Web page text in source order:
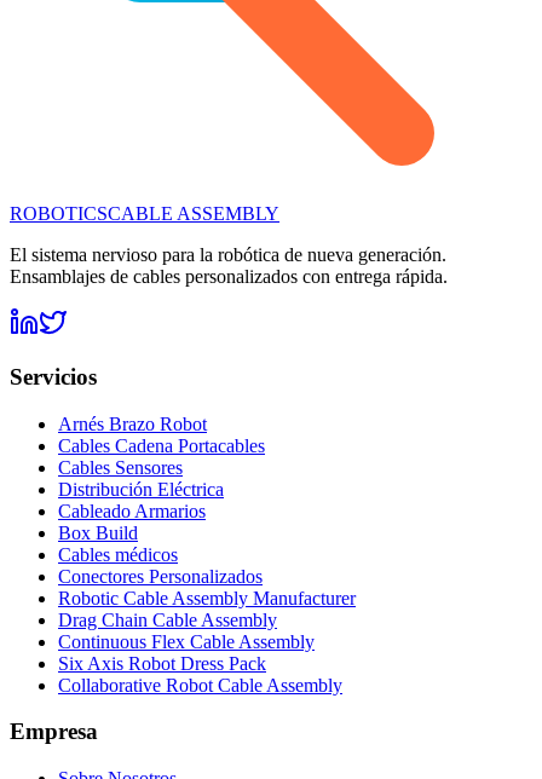
ROBOTICSCABLE ASSEMBLY
El sistema nervioso para la robótica de nueva generación.
Ensamblajes de cables personalizados con entrega rápida.
Servicios
Arnés Brazo Robot
Cables Cadena Portacables
Cables Sensores
Distribución Eléctrica
Cableado Armarios
Box Build
Cables médicos
Conectores Personalizados
Robotic Cable Assembly Manufacturer
Drag Chain Cable Assembly
Continuous Flex Cable Assembly
Six Axis Robot Dress Pack
Collaborative Robot Cable Assembly
Empresa